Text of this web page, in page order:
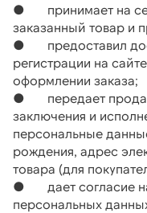
●       принимает на
заказанный товар и
●
регистрации на
оформлении заказа;
●       передает
заключения и
персональные
рождения, адрес
товара (для
●       дает
персональных